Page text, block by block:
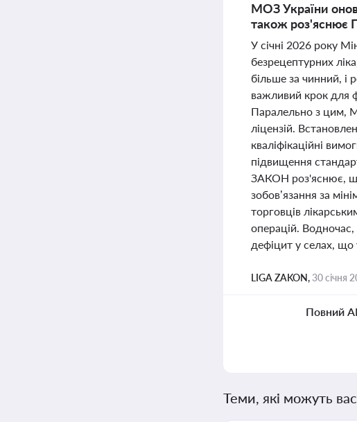
МОЗ України
також роз'яснює
У січні 2026 року
безрецептурних
більше за чинний, і
важливий крок для
Паралельно з цим,
ліцензій.
кваліфікаційні
підвищення
ЗАКОН роз'яснює, що
зобов’язання за
торговців
операцій. Водночас,
дефіцит у селах, що
LIGA ZAKON,30 січня
Повний
Теми, які можуть